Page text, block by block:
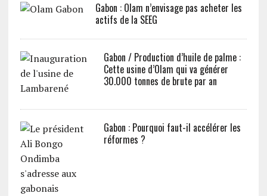
Gabon : Olam n’envisage pas acheter les
actifs de la SEEG
Gabon / Production d’huile de palme :
Cette usine d’Olam qui va générer
30.000 tonnes de brute par an
Gabon : Pourquoi faut-il accélérer les
réformes ?